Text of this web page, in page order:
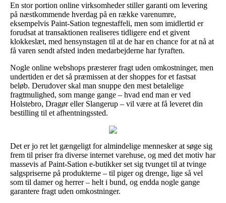
En stor portion online virksomheder stiller garanti om levering
på næstkommende hverdag på en række varenumre,
eksempelvis Paint-Sation tegnestaffeli, men som imidlertid er
forudsat at transaktionen realiseres tidligere end et givent
klokkeslæt, med hensynstagen til at de har en chance for at nå at
få varen sendt afsted inden medarbejderne har fyraften.
Nogle online webshops præsterer fragt uden omkostninger, men
undertiden er det så præmissen at der shoppes for et fastsat
beløb. Derudover skal man snuppe den mest betalelige
fragtmulighed, som mange gange – hvad end man er ved
Holstebro, Dragør eller Slangerup – vil være at få leveret din
bestilling til et afhentningssted.
Det er jo ret let gængeligt for almindelige mennesker at søge sig
frem til priser fra diverse internet varehuse, og med det motiv har
massevis af Paint-Sation e-butikker set sig tvunget til at tvinge
salgspriserne på produkterne – til piger og drenge, lige så vel
som til damer og herrer – helt i bund, og endda nogle gange
garantere fragt uden omkostninger.